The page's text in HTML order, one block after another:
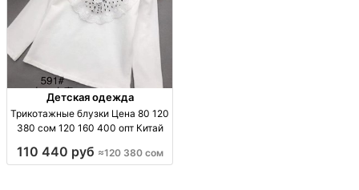
Детская одежда
Трикотажные блузки Цена 80 120
380 сом 120 160 400 опт Китай
110 440 руб ≈120 380 сом